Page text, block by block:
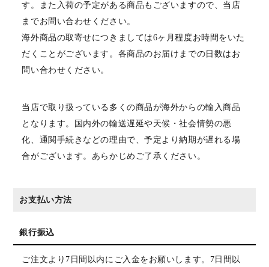
す。また入荷の予定がある商品もございますので、当店
までお問い合わせください。
海外商品の取寄せにつきましては6ヶ月程度お時間をいた
だくことがございます。各商品のお届けまでの日数はお
問い合わせください。
当店で取り扱っている多くの商品が海外からの輸入商品
となります。国内外の輸送遅延や天候・社会情勢の悪
化、通関手続きなどの理由で、予定より納期が遅れる場
合がございます。あらかじめご了承ください。
お支払い方法
銀行振込
ご注文より7日間以内にご入金をお願いします。7日間以